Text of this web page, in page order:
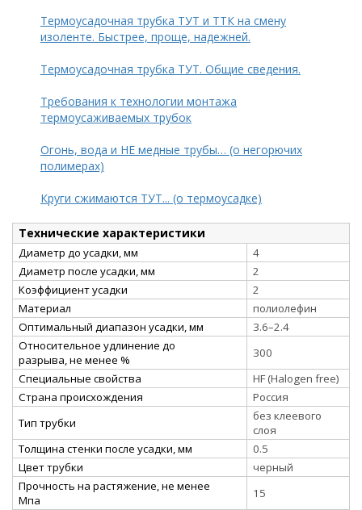
Термоусадочная трубка ТУТ и ТТК на смену
изоленте. Быстрее, проще, надежней.
Термоусадочная трубка ТУТ. Общие сведения.
Требования к технологии монтажа
термоусаживаемых трубок
Огонь, вода и НЕ медные трубы… (о негорючих
полимерах)
Круги сжимаются ТУТ... (о термоусадке)
Технические характеристики
Диаметр до усадки, мм
4
Диаметр после усадки, мм
2
Коэффициент усадки
2
Материал
полиолефин
Оптимальный диапазон усадки, мм
3.6–2.4
Относительное удлинение до
разрыва, не менее %
300
Специальные свойства
HF (Halogen free)
Страна происхождения
Россия
Тип трубки
без клеевого
слоя
Толщина стенки после усадки, мм
0.5
Цвет трубки
черный
Прочность на растяжение, не менее
Мпа
15